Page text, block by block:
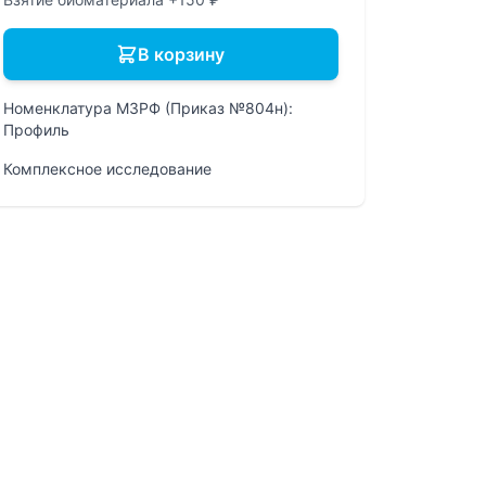
В корзину
Номенклатура МЗРФ (Приказ №804н):
Профиль
Комплексное исследование